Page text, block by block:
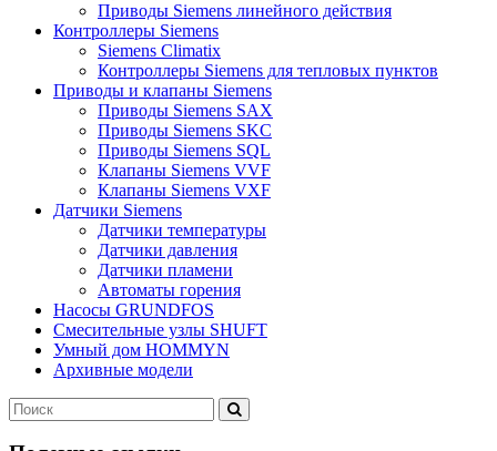
Приводы Siemens линейного действия
Контроллеры Siemens
Siemens Climatix
Контроллеры Siemens для тепловых пунктов
Приводы и клапаны Siemens
Приводы Siemens SAX
Приводы Siemens SKC
Приводы Siemens SQL
Клапаны Siemens VVF
Клапаны Siemens VXF
Датчики Siemens
Датчики температуры
Датчики давления
Датчики пламени
Автоматы горения
Насосы GRUNDFOS
Смесительные узлы SHUFT
Умный дом HOMMYN
Архивные модели